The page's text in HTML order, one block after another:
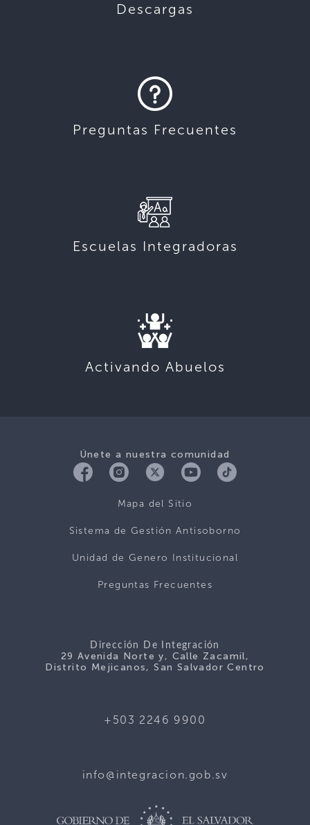
Descargas
Preguntas Frecuentes
Escuelas Integradoras
Activando Abuelos
Únete a nuestra comunidad
Mapa del Sitio
Sistema de Gestión Antisoborno
Unidad de Genero Institucional
Preguntas Frecuentes
Dirección De Integración
29 Avenida Norte y, Calle Zacamil,
Distrito Mejicanos, San Salvador Centro
+503 2246 9900
info@integracion.gob.sv